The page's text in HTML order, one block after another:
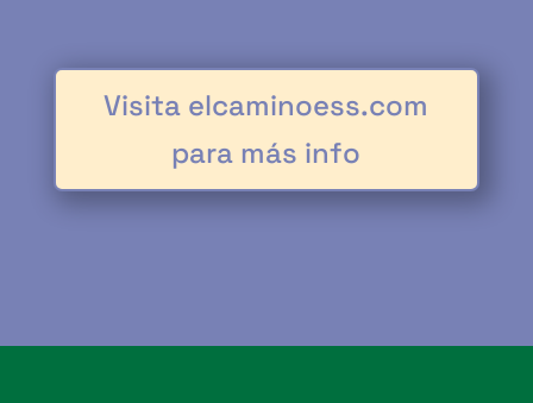
Visita elcaminoess.com
para más info